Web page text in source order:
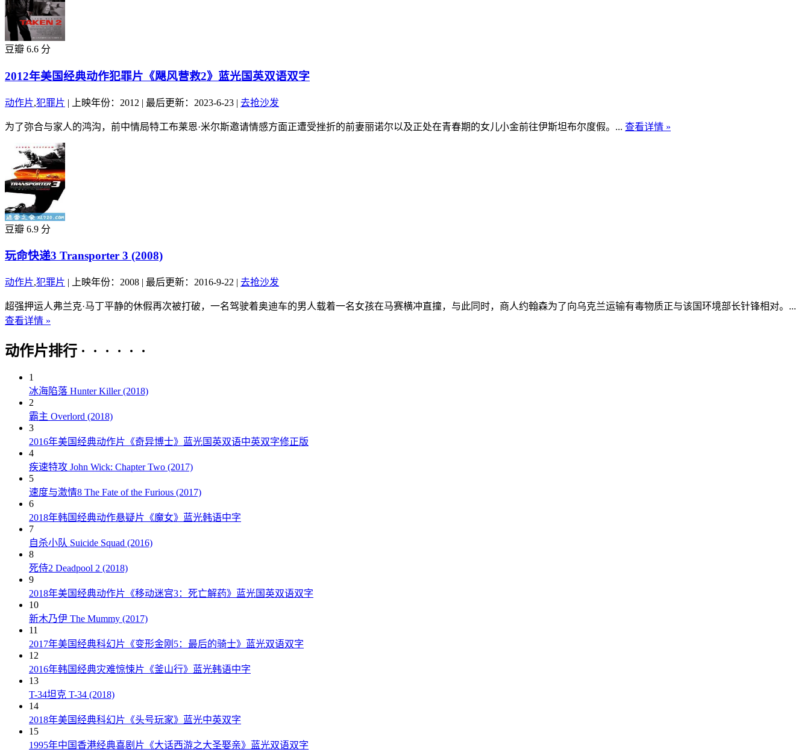
豆瓣 6.6 分
2012年美国经典动作犯罪片《飓风营救2》蓝光国英双语双字
动作片,犯罪片 | 上映年份：2012 | 最后更新：2023-6-23 | 去抢沙发
为了弥合与家人的鸿沟，前中情局特工布莱恩·米尔斯邀请情感方面正遭受挫折的前妻丽诺尔以及正处在青春期的女儿小金前往伊斯坦布尔度假。... 查看详情 »
豆瓣 6.9 分
玩命快递3 Transporter 3 (2008)
动作片,犯罪片 | 上映年份：2008 | 最后更新：2016-9-22 | 去抢沙发
超强押运人弗兰克·马丁平静的休假再次被打破，一名驾驶着奥迪车的男人载着一名女孩在马赛横冲直撞，与此同时，商人约翰森为了向乌克兰运输有毒物质正与该国环境部长针锋相对。...
查看详情 »
动作片排行 · · · · · ·
1
冰海陷落 Hunter Killer (2018)
2
霸主 Overlord (2018)
3
2016年美国经典动作片《奇异博士》蓝光国英双语中英双字修正版
4
疾速特攻 John Wick: Chapter Two (2017)
5
速度与激情8 The Fate of the Furious (2017)
6
2018年韩国经典动作悬疑片《魔女》蓝光韩语中字
7
自杀小队 Suicide Squad (2016)
8
死侍2 Deadpool 2 (2018)
9
2018年美国经典动作片《移动迷宫3：死亡解药》蓝光国英双语双字
10
新木乃伊 The Mummy (2017)
11
2017年美国经典科幻片《变形金刚5：最后的骑士》蓝光双语双字
12
2016年韩国经典灾难惊悚片《釜山行》蓝光韩语中字
13
T-34坦克 T-34 (2018)
14
2018年美国经典科幻片《头号玩家》蓝光中英双字
15
1995年中国香港经典喜剧片《大话西游之大圣娶亲》蓝光双语双字